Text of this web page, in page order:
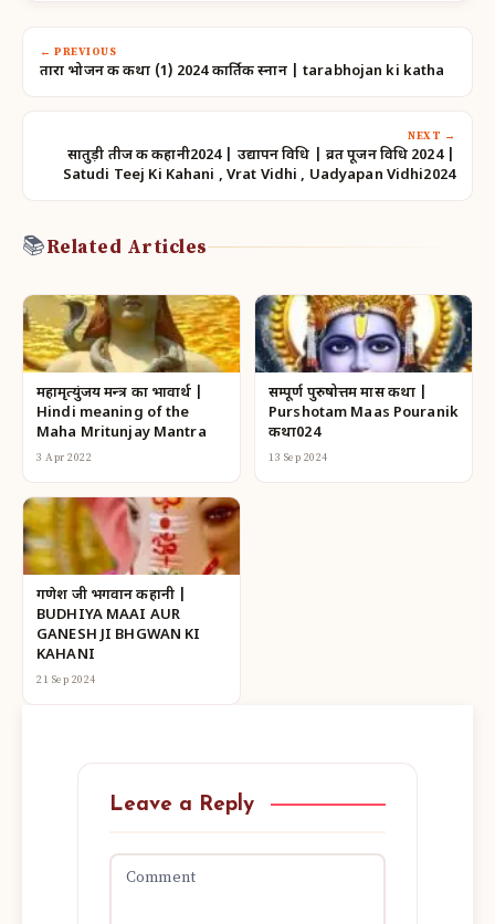
← PREVIOUS
तारा भोजन की कथा (1) 2024 कार्तिक स्नान | tarabhojan ki katha
NEXT →
सातुड़ी तीज की कहानी2024 | उद्यापन विधि | व्रत पूजन विधि 2024 |
Satudi Teej Ki Kahani , Vrat Vidhi , Uadyapan Vidhi2024
📚Related Articles
महामृत्युंजय मन्त्र का भावार्थ |
Hindi meaning of the
Maha Mritunjay Mantra
3 Apr 2022
सम्पूर्ण पुरुषोत्तम मास कथा |
Purshotam Maas Pouranik
कथा024
13 Sep 2024
गणेश जी भगवान कहानी |
BUDHIYA MAAI AUR
GANESH JI BHGWAN KI
KAHANI
21 Sep 2024
Leave a Reply